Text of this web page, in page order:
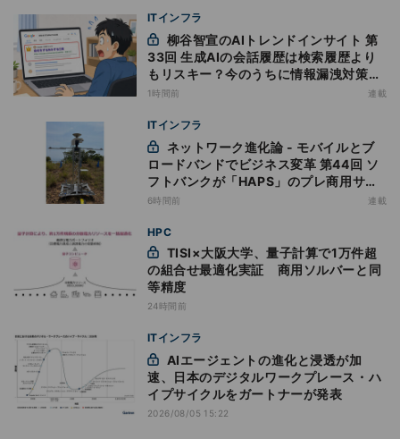
ITインフラ
33回 生成AIの会話履歴は検索履歴より
もリスキー？今のうちに情報漏洩対策を
万全にしておこう
1時間前 連載
ITインフラ
ロードバンドでビジネス変革 第44回 ソ
フトバンクが「HAPS」のプレ商用サー
ビス開始を表明、本格的な商用展開のめ
6時間前 連載
HPC
の組合せ最適化実証 商用ソルバーと同
等精度
24時間前
ITインフラ
速、日本のデジタルワークプレース・ハ
イプサイクルをガートナーが発表
2026/08/05 15:22